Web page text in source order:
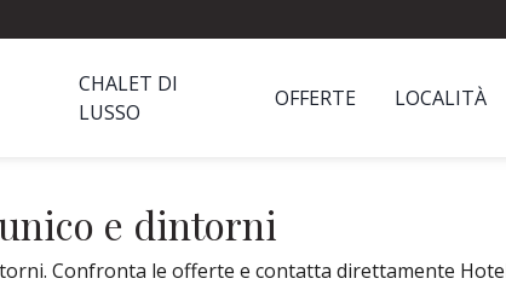
CHALET DI
LUSSO
OFFERTE LOCALITÀ
e dintorni
Confronta le offerte e contatta direttamente